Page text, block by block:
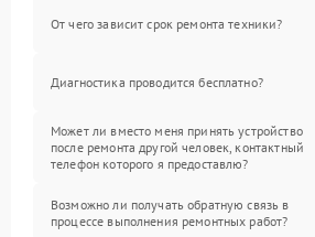
От чего зависит срок ремонта техники?
Диагностика проводится бесплатно?
Может ли вместо меня принять устройство
после ремонта другой человек, контактный
телефон которого я предоставлю?
Возможно ли получать обратную связь в
процессе выполнения ремонтных работ?